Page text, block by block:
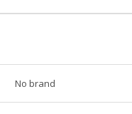
No brand